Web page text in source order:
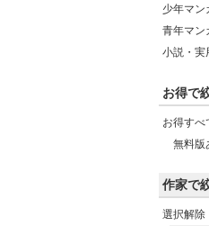
少年マン
青年マン
小説・実
お得で
お得すべ
無料版
作家で
選択解除